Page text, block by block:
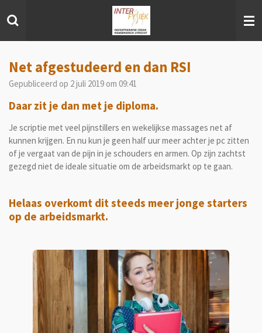
direct
hoofdinhoud
Net afgestudeerd en dan RSI
Gepubliceerd op 2 juli 2019 om 09:41
Daar zit je dan met je diploma.
Je scriptie met veel pijnstillers en wekelijkse massages net af
kunnen krijgen. En nu kun je geen half uur meer achter je pc zitten
of je vergaat van de pijn in je schouders en armen. Op zijn zachtst
gezegd niet de ideale situatie om de arbeidsmarkt op te gaan.
Helaas overkomt dit steeds meer jonge starters
op de arbeidsmarkt.